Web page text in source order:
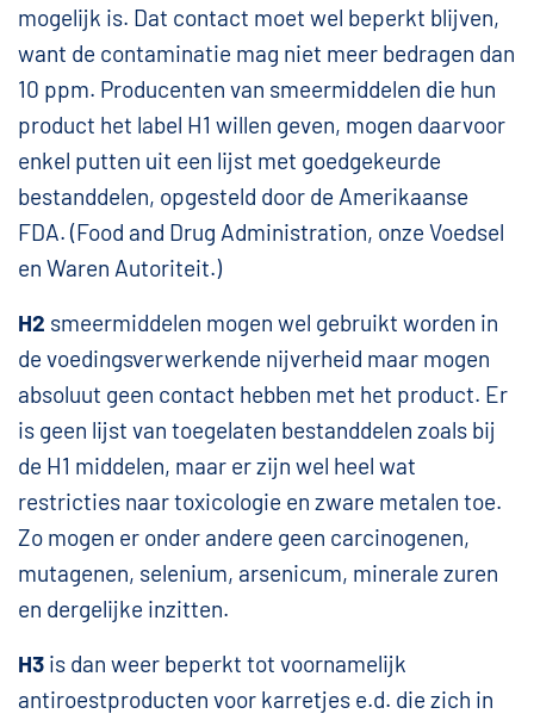
mogelijk is. Dat contact moet wel beperkt blijven,
want de contaminatie mag niet meer bedragen dan
10 ppm. Producenten van smeermiddelen die hun
product het label H1 willen geven, mogen daarvoor
enkel putten uit een lijst met goedgekeurde
bestanddelen, opgesteld door de Amerikaanse
FDA. (Food and Drug Administration, onze Voedsel
en Waren Autoriteit.)
H2 smeermiddelen mogen wel gebruikt worden in
de voedingsverwerkende nijverheid maar mogen
absoluut geen contact hebben met het product. Er
is geen lijst van toegelaten bestanddelen zoals bij
de H1 middelen, maar er zijn wel heel wat
restricties naar toxicologie en zware metalen toe.
Zo mogen er onder andere geen carcinogenen,
mutagenen, selenium, arsenicum, minerale zuren
en dergelijke inzitten.
H3 is dan weer beperkt tot voornamelijk
antiroestproducten voor karretjes e.d. die zich in